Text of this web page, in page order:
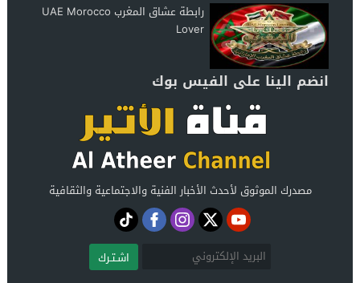
رابطة عشاق المغرب UAE Morocco
Lover
انضم الينا على الفيس بوك
مصدرك الموثوق لأحدث الأخبار الفنية والاجتماعية والثقافية
اشـتـرك